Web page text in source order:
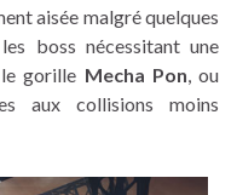
aisée malgré quelques
boss nécessitant une
gorille Mecha Pon, ou
aux collisions moins